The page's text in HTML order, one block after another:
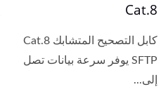
Cat.8
كابل التصحيح المتشابك Cat.8
SFTP يوفر سرعة بيانات تصل
إلى...